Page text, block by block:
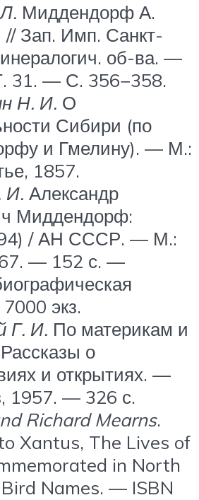
Миддендорф А.
// Зап. Имп. Санкт-
об-ва. —
31. — С. 356−358.
Н. И. О
Сибири (по
и Гмелину). — М.:
1857.
И. Александр
Миддендорф:
/ АН СССР. — М.:
— 152 с. —
экз.
Г. И. По материкам и
о
и открытиях. —
1957. — 326 с.
Richard Mearns.
Xantus, The Lives of
in North
Names. — ISBN